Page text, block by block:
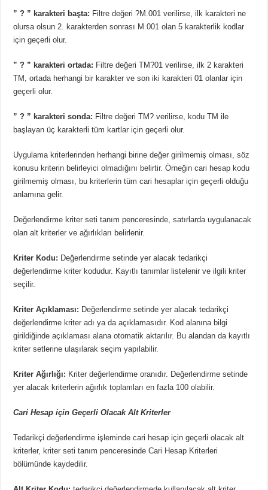
” ? ” karakteri başta: Filtre değeri ?M.001 verilirse, ilk karakteri ne
olursa olsun 2. karakterden sonrası M.001 olan 5 karakterlik kodlar
için geçerli olur.
” ? ” karakteri ortada: Filtre değeri TM?01 verilirse, ilk 2 karakteri
TM, ortada herhangi bir karakter ve son iki karakteri 01 olanlar için
geçerli olur.
” ? ” karakteri sonda: Filtre değeri TM? verilirse, kodu TM ile
başlayan üç karakterli tüm kartlar için geçerli olur.
Uygulama kriterlerinden herhangi birine değer girilmemiş olması, söz
konusu kriterin belirleyici olmadığını belirtir. Örneğin cari hesap kodu
girilmemiş olması, bu kriterlerin tüm cari hesaplar için geçerli olduğu
anlamına gelir.
Değerlendirme kriter seti tanım penceresinde, satırlarda uygulanacak
olan alt kriterler ve ağırlıkları belirlenir.
Kriter Kodu: Değerlendirme setinde yer alacak tedarikçi
değerlendirme kriter kodudur. Kayıtlı tanımlar listelenir ve ilgili kriter
seçilir.
Kriter Açıklaması: Değerlendirme setinde yer alacak tedarikçi
değerlendirme kriter adı ya da açıklamasıdır. Kod alanına bilgi
girildiğinde açıklaması alana otomatik aktarılır. Bu alandan da kayıtlı
kriter setlerine ulaşılarak seçim yapılabilir.
Kriter Ağırlığı: Kriter değerlendirme oranıdır. Değerlendirme setinde
yer alacak kriterlerin ağırlık toplamları en fazla 100 olabilir.
Cari Hesap için Geçerli Olacak Alt Kriterler
Tedarikçi değerlendirme işleminde cari hesap için geçerli olacak alt
kriterler, kriter seti tanım penceresinde Cari Hesap Kriterleri
bölümünde kaydedilir.